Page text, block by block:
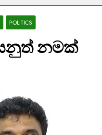
POLITICS
නමක්